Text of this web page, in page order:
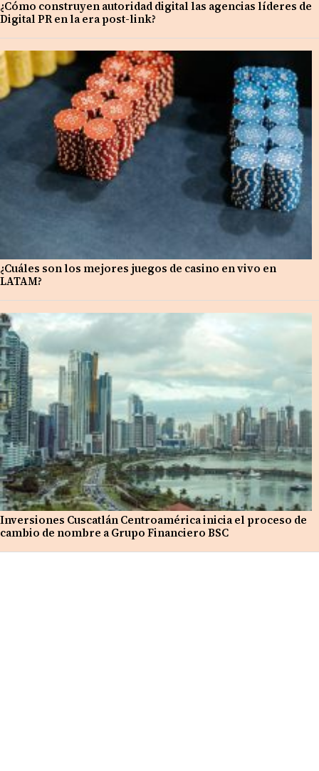
¿Cómo construyen autoridad digital las agencias líderes de
Digital PR en la era post-link?
¿Cuáles son los mejores juegos de casino en vivo en
LATAM?
Inversiones Cuscatlán Centroamérica inicia el proceso de
cambio de nombre a Grupo Financiero BSC